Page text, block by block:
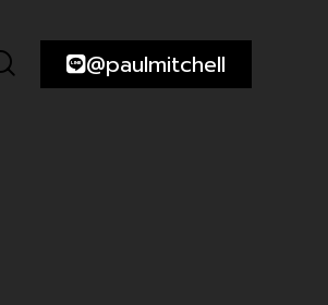
@paulmitchell